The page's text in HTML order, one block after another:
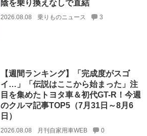
陰を乗り換えなしで直結
2026.08.08 乗りものニュース 3
【週間ランキング】「完成度がスゴ
イ…」「伝説はここから始まった」注
目を集めたトヨタ車＆初代GT-R！今週
のクルマ記事TOP5（7月31日～8月6
日）
2026.08.08 月刊自家用車WEB 0